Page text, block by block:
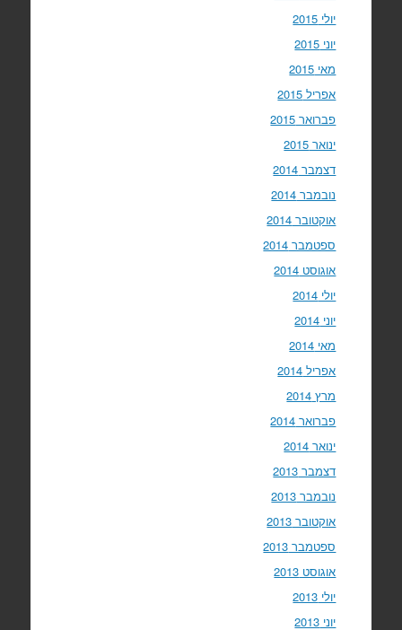
יולי 2015
יוני 2015
מאי 2015
אפריל 2015
פברואר 2015
ינואר 2015
דצמבר 2014
נובמבר 2014
אוקטובר 2014
ספטמבר 2014
אוגוסט 2014
יולי 2014
יוני 2014
מאי 2014
אפריל 2014
מרץ 2014
פברואר 2014
ינואר 2014
דצמבר 2013
נובמבר 2013
אוקטובר 2013
ספטמבר 2013
אוגוסט 2013
יולי 2013
יוני 2013